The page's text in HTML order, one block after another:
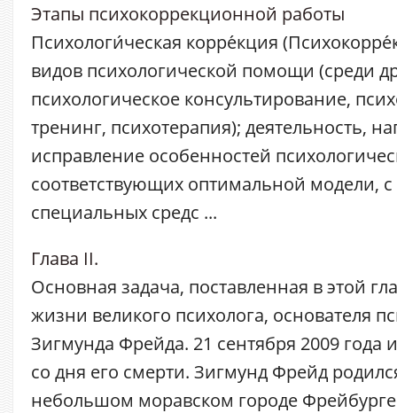
Этапы психокоррекционной работы
Психологи́ческая корре́кция
видов психологической помощи (среди
психологическое консультирование,
тренинг, психотерапия); деятельность,
исправление особенностей
соответствующих оптимальной модели,
специальных средс ...
Глава II.
Основная задача, поставленная в этой
жизни великого психолога, основателя
Зигмунда Фрейда. 21 сентября 2009 года
со дня его смерти. Зигмунд Фрейд
небольшом моравском городе